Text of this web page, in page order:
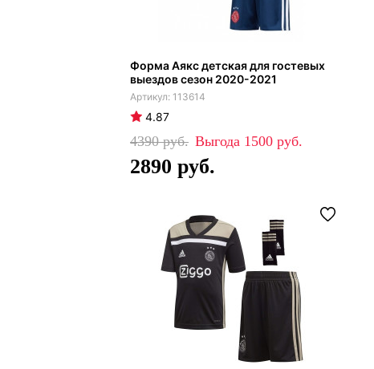
Форма Аякс детская для гостевых
выездов сезон 2020-2021
113614
4.87
4390 1500
2890